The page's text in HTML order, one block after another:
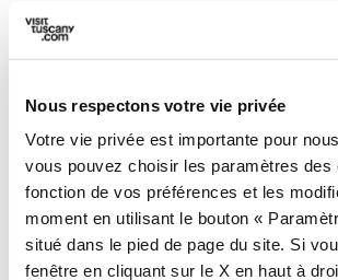
Nous respectons votre vie privée
Votre vie privée est importante pour
vous pouvez choisir les paramètres des
fonction de vos préférences et les
moment en utilisant le bouton «
situé dans le pied de page du site. Si
fenêtre en cliquant sur le X en haut à
pour fabriquer des vases, des
vaisselle et des briques. La ville d’
production de jarres, même de
destinées à contenir l'huile
ainsi que d'autres produits
viticoles de la région.
Au fil des siècles, grâce